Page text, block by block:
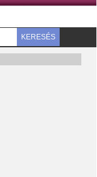
KERESÉS